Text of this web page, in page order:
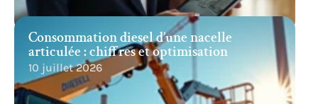
Consommation diesel d’une nacelle
articulée : chiffres et optimisation
10 juillet 2026